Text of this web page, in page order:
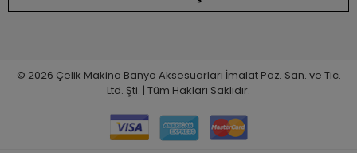
© 2026 Çelik Makina Banyo Aksesuarları İmalat Paz. San. ve Tic.
Ltd. Şti. | Tüm Hakları Saklıdır.